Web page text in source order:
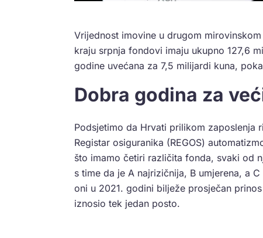
Vrijednost imovine u drugom
kraju srpnja fondovi imaju ukupno 127,6
godine uvećana za 7,5 milijardi kuna,
Dobra godina za
Podsjetimo da Hrvati prilikom zaposlenja
Registar osiguranika (REGOS)
što imamo četiri različita fonda, svaki od
s time da je A najrizičnija, B umjerena, a
oni u 2021. godini bilježe prosječan
iznosio tek jedan posto.